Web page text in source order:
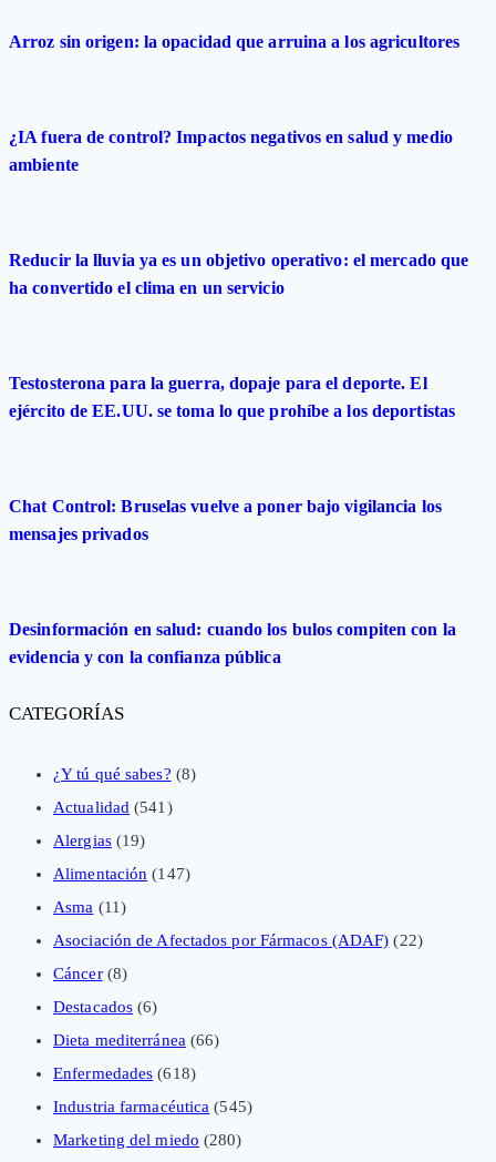
Arroz sin origen: la opacidad que arruina a los agricultores
¿IA fuera de control? Impactos negativos en salud y medio
ambiente
Reducir la lluvia ya es un objetivo operativo: el mercado que
ha convertido el clima en un servicio
Testosterona para la guerra, dopaje para el deporte. El
ejército de EE.UU. se toma lo que prohíbe a los deportistas
Chat Control: Bruselas vuelve a poner bajo vigilancia los
mensajes privados
Desinformación en salud: cuando los bulos compiten con la
evidencia y con la confianza pública
CATEGORÍAS
¿Y tú qué sabes? (8)
Actualidad (541)
Alergias(19)
Alimentación (147)
Asma (11)
Asociación de Afectados por Fármacos (ADAF) (22)
Cáncer(8)
Destacados (6)
Dieta mediterránea (66)
Enfermedades (618)
Industria farmacéutica (545)
Marketing del miedo (280)